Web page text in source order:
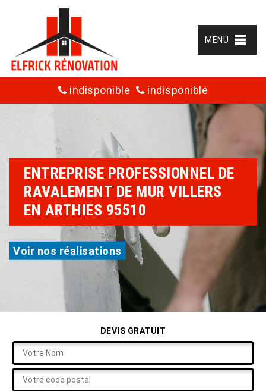
MENU
indisponible indisponible
ENTREPRISE PROFESSIONNEL DE
RAVALEMENT DE MUR VILLERS
EN ARTHIES 95510
Voir nos réalisations
DEVIS GRATUIT